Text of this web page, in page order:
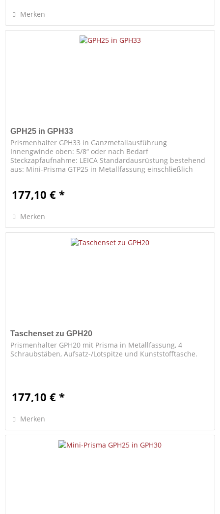
Merken
GPH25 in GPH33
Prismenhalter GPH33 in Ganzmetallausführung
Innengwinde oben: 5/8“ oder nach Bedarf
Steckzapfaufnahme: LEICA Standardausrüstung bestehend
aus: Mini-Prisma GTP25 in Metallfassung einschließlich
177,10 € *
Merken
Taschenset zu GPH20
Prismenhalter GPH20 mit Prisma in Metallfassung, 4
Schraubstäben, Aufsatz-/Lotspitze und Kunststofftasche.
177,10 € *
Merken